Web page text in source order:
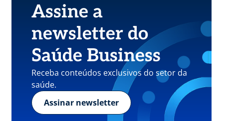
Assine a
newsletter do
Saúde Business
Receba conteúdos exclusivos do setor da
saúde.
Assinar newsletter